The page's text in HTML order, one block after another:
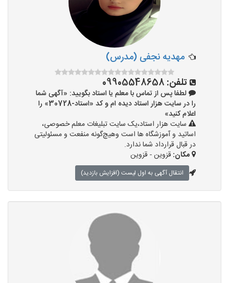
مهدیه نجفی (مدرس)
تلفن: 09905548658
لطفا پس از تماس با معلم یا استاد بگویید: «آگهی شما
را در سایت هزار استاد دیده ام و کد «استاد-30728» را
اعلام کنید»
سایت هزار استاد،یک سایت تبلیغات معلم خصوصی،
اساتید و آموزشگاه ها است وهیچ‌گونه منفعت و مسئولیتی
در قبال قرارداد شما ندارد.
مکان: قزوین - قزوین
انتقال آگهی به اول لیست (افزایش بازدید)